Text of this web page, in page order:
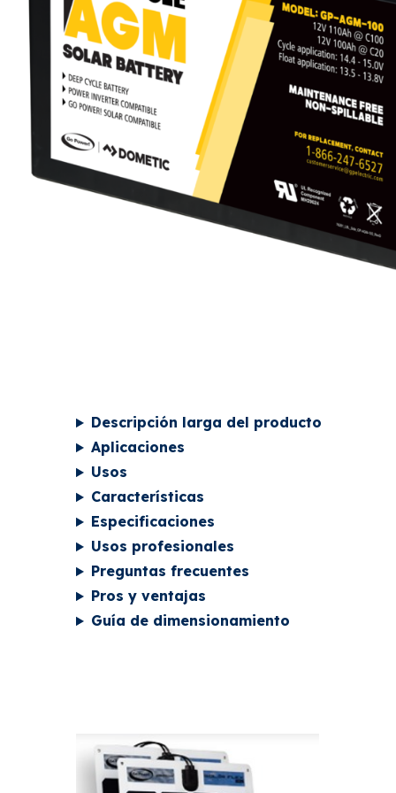
Descripción larga del producto
Aplicaciones
Usos
Características
Especificaciones
Usos profesionales
Preguntas frecuentes
Pros y ventajas
Guía de dimensionamiento